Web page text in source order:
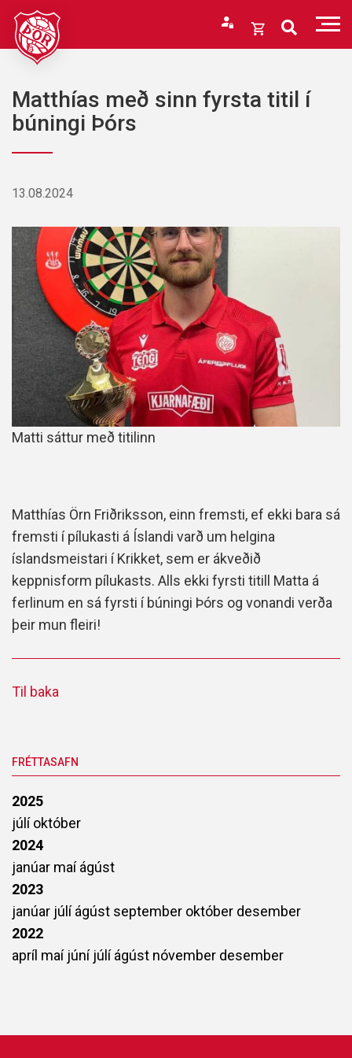
Fara
efni
Opna
Karfan þín
Karfan er tóm.
Matthías með sinn fyrsta titil í
búningi Þórs
13.08.2024
Matti sáttur með titilinn
Matthías Örn Friðriksson, einn fremsti, ef ekki bara sá
fremsti í pílukasti á Íslandi varð um helgina
íslandsmeistari í Krikket, sem er ákveðið
keppnisform pílukasts. Alls ekki fyrsti titill Matta á
ferlinum en sá fyrsti í búningi Þórs og vonandi verða
þeir mun fleiri!
Til baka
FRÉTTASAFN
2025
júlíoktóber
2024
janúar maíágúst
2023
janúar júlíágúst september október desember
2022
apríl maí júní júlíágúst nóvember desember